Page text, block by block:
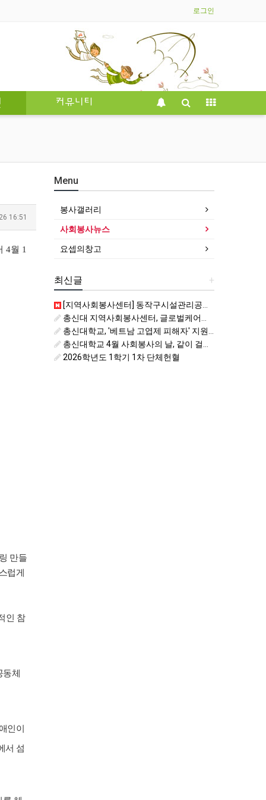
로그인
커뮤니티
16:51
4월 1
만들
럽게
인 참
체
인이
서 섬
Menu
봉사갤러리
사회봉사뉴스
요셉의창고
+
최신글
[지역사회봉사센터] 동작구시설관리공단 비치코밍 봉사활동 자원봉사자 모집
총신대 지역사회봉사센터, 글로벌케어와 지역사회봉사 및 국제개발협력 활성화를 위한 업무협약
총신대학교, '베트남 고엽제 피해자' 지원을 위한 6월 사회봉사의 날 운영
총신대학교 4월 사회봉사의 날, 같이 걸어요 키링처럼
2026학년도 1학기 1차 단체헌혈